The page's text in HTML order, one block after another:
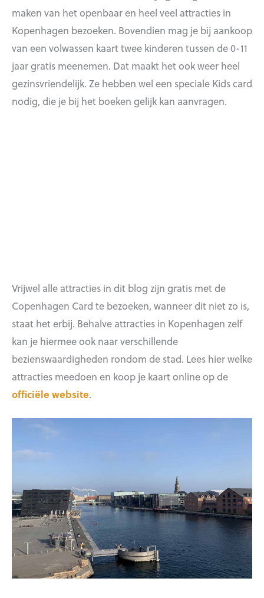
maken van het openbaar en heel veel attracties in
Kopenhagen bezoeken. Bovendien mag je bij aankoop
van een volwassen kaart twee kinderen tussen de 0-11
jaar gratis meenemen. Dat maakt het ook weer heel
gezinsvriendelijk. Ze hebben wel een speciale Kids card
nodig, die je bij het boeken gelijk kan aanvragen.
Vrijwel alle attracties in dit blog zijn gratis met de
Copenhagen Card te bezoeken, wanneer dit niet zo is,
staat het erbij. Behalve attracties in Kopenhagen zelf
kan je hiermee ook naar verschillende
bezienswaardigheden rondom de stad. Lees hier welke
attracties meedoen en koop je kaart online op de
officiële website.